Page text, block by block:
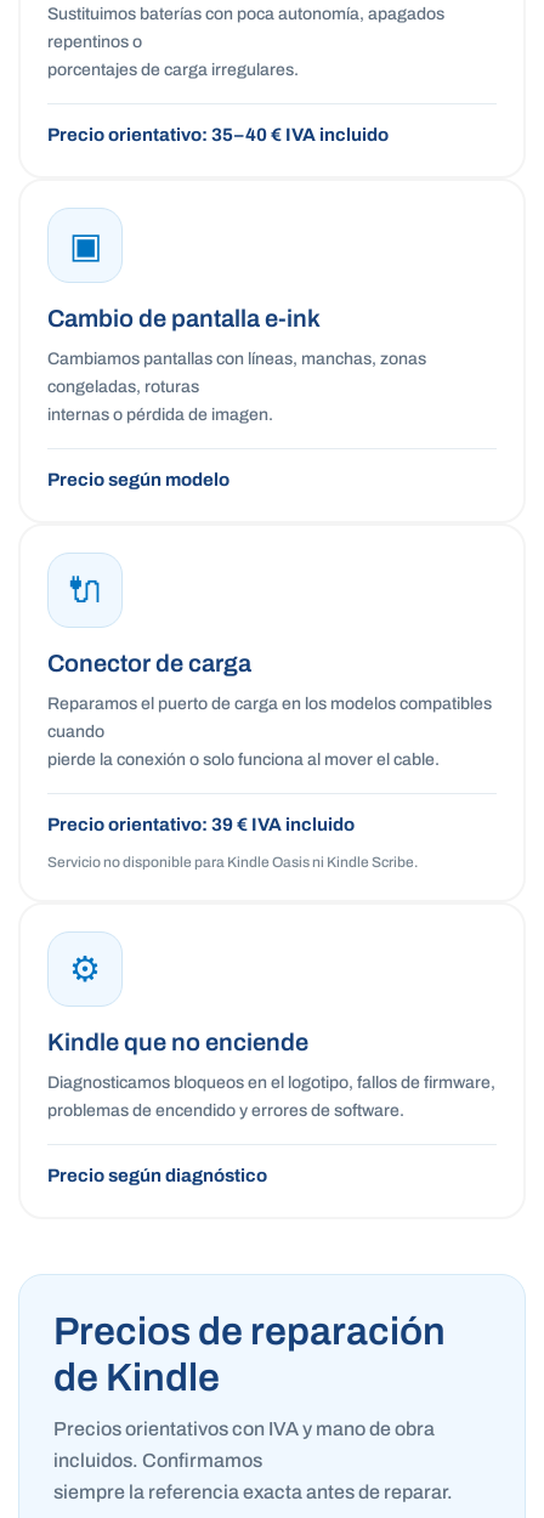
Sustituimos baterías con poca autonomía, apagados
repentinos o
porcentajes de carga irregulares.
Precio orientativo: 35–40 € IVA incluido
▣
Cambio de pantalla e-ink
Cambiamos pantallas con líneas, manchas, zonas
congeladas, roturas
internas o pérdida de imagen.
Precio según modelo
🔌
Conector de carga
Reparamos el puerto de carga en los modelos compatibles
cuando
pierde la conexión o solo funciona al mover el cable.
Precio orientativo: 39 € IVA incluido
Servicio no disponible para Kindle Oasis ni Kindle Scribe.
⚙
Kindle que no enciende
Diagnosticamos bloqueos en el logotipo, fallos de firmware,
problemas de encendido y errores de software.
Precio según diagnóstico
Precios de reparación
de Kindle
Precios orientativos con IVA y mano de obra
incluidos. Confirmamos
siempre la referencia exacta antes de reparar.